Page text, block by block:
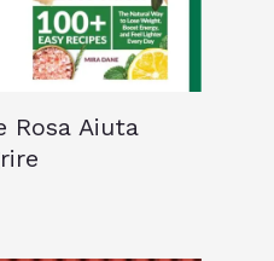
Rosa Aiuta